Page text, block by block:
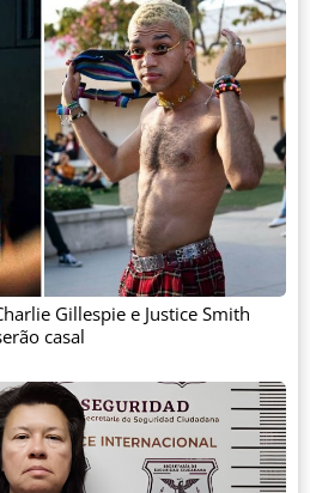
Gillespie e Justice Smith
casal